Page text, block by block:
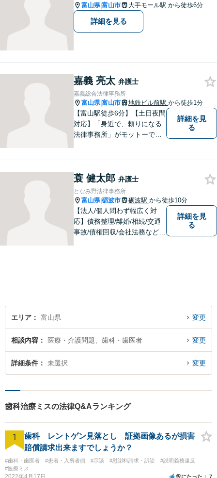
富山県|富山市 大手モール駅 から徒歩6分
詳細を見る
嘉義 亮太 弁護士
嘉義総合法律事務所
富山県|富山市 地鉄ビル前駅 から徒歩1分
【富山駅徒歩6分】【土日夜間
対応】「身近で、頼りになる
法律事務所」がモットーで
す。お悩みになる前に、ご相
談ください。【24Hメール受
付】
詳細を見
る
蓑 健太郎 弁護士
となみ野法律事務所
富山県|砺波市 砺波駅 から徒歩10分
【法人/個人問わず幅広く対
応】債務整理/離婚/相続/交通
事故/債権回収/会社法務など幅
詳細を見
る
エリア 富山県 変更
相談内容 医療・介護問題、歯科・歯医者 変更
詳細条件 未選択 変更
歯科治療ミスの法律Q&Aランキング
1
歯科 レントゲン見落とし 証拠画像あるが損害
賠償請求出来ますでしょうか？
#歯科・歯医者 #患者・入所者側 #示談 #慰謝料請求・訴訟
#説明義務違反
#医療ミス
2022年4月17日 役にたった 7